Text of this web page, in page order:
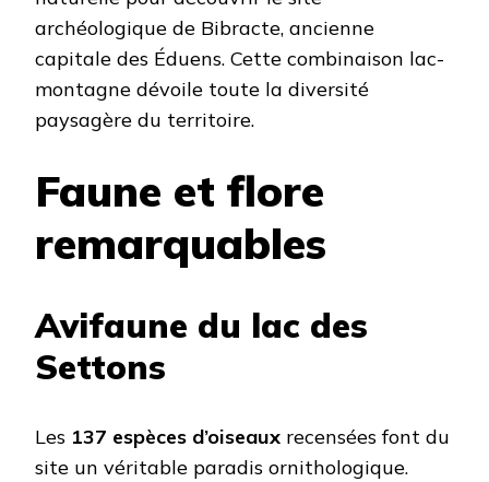
archéologique de Bibracte, ancienne
capitale des Éduens. Cette combinaison lac-
montagne dévoile toute la diversité
paysagère du territoire.
Faune et flore
remarquables
Avifaune du lac des
Settons
Les 137 espèces d’oiseaux recensées font du
site un véritable paradis ornithologique.